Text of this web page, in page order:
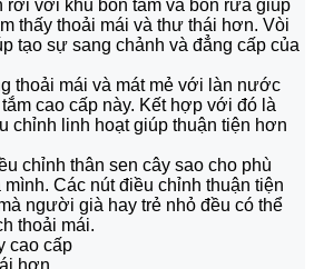
rời với khu bồn tắm và bồn rửa giúp
thấy thoải mái và thư thái hơn. Vòi
tạo sự sang chảnh và đẳng cấp của
thoải mái và mát mẻ với làn nước
cao cấp này. Kết hợp với đó là
chỉnh linh hoạt giúp thuận tiện hơn
chỉnh thân sen cây sao cho phù
Các nút điều chỉnh thuận tiện
người già hay trẻ nhỏ đều có thể
thoải mái.
cao cấp